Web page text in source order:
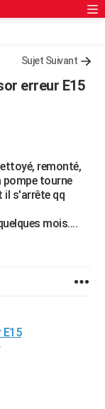
Sujet Suivant
erreur E15
remonté,
pompe tourne
il s'arrête qq
mois....